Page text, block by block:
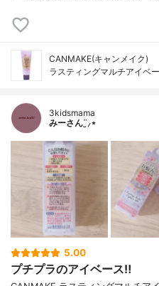
CANMAKE(キャンメイク)
ラスティングマルチアイベ
3kidsmama
みーさん¨̮⸝⋆
5.00
プチプラのアイベース‼︎